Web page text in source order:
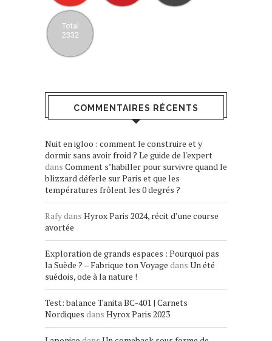
Total
2332
COMMENTAIRES RÉCENTS
Nuit en igloo : comment le construire et y
dormir sans avoir froid ? Le guide de l'expert
dans Comment s’habiller pour survivre quand le
blizzard déferle sur Paris et que les
températures frôlent les 0 degrés ?
Rafydans Hyrox Paris 2024, récit d’une course
avortée
Exploration de grands espaces : Pourquoi pas
la Suède ? – Fabrique ton Voyage dans Un été
suédois, ode à la nature !
Test: balance Tanita BC-401 | Carnets
Nordiques dans Hyrox Paris 2023